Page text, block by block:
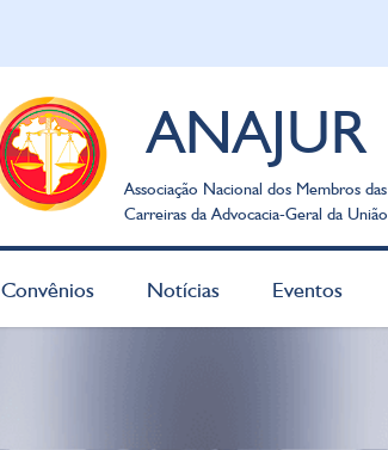
ANAJUR
Associação Nacional dos Membros das
Carreiras da Advocacia-Geral da União
Convênios Notícias Eventos